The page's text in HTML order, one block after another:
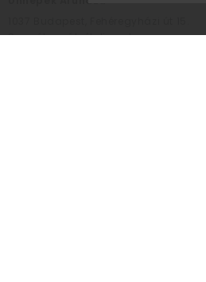
Személyes átvételi pont